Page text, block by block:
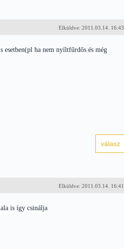
Elküldve: 2011.03.14. 16:43
esetben(pl ha nem nyíltfűrdős és még
Elküldve: 2011.03.14. 16:41
is így csinálja